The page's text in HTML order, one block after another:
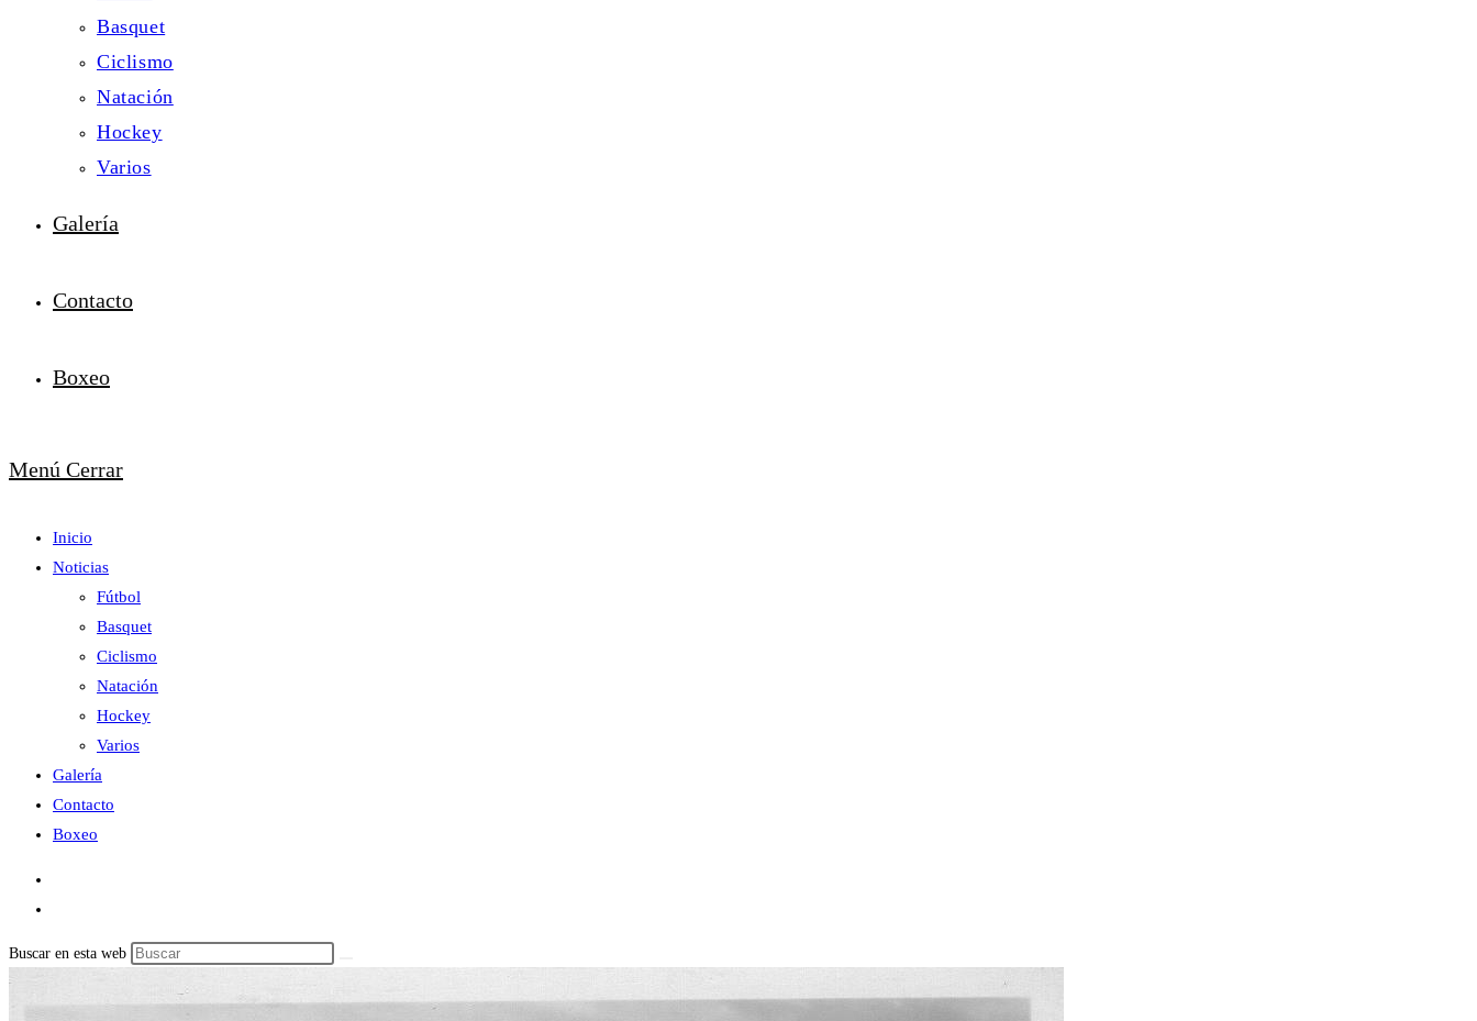
Basquet
Ciclismo
Natación
Hockey
Varios
Galería
Contacto
Boxeo
Menú Cerrar
Inicio
Noticias
Fútbol
Basquet
Ciclismo
Natación
Hockey
Varios
Galería
Contacto
Boxeo
Buscar en esta web